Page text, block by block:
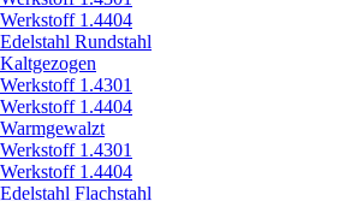
Werkstoff 1.4404
Edelstahl Rundstahl
Kaltgezogen
Werkstoff 1.4301
Werkstoff 1.4404
Warmgewalzt
Werkstoff 1.4301
Werkstoff 1.4404
Edelstahl Flachstahl